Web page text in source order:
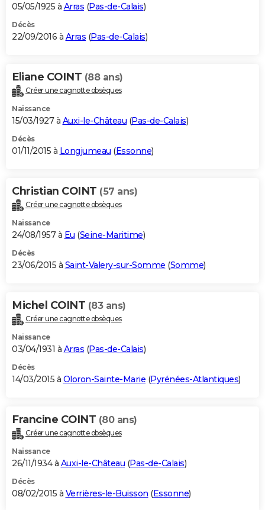
05/05/1925 à Arras (Pas-de-Calais)
Décès
22/09/2016 à Arras (Pas-de-Calais)
Eliane COINT (88 ans)
Créer une cagnotte obsèques
Naissance
15/03/1927 à Auxi-le-Château (Pas-de-Calais)
Décès
01/11/2015 à Longjumeau (Essonne)
Christian COINT (57 ans)
Créer une cagnotte obsèques
Naissance
24/08/1957 à Eu (Seine-Maritime)
Décès
23/06/2015 à Saint-Valery-sur-Somme (Somme)
Michel COINT (83 ans)
Créer une cagnotte obsèques
Naissance
03/04/1931 à Arras (Pas-de-Calais)
Décès
14/03/2015 à Oloron-Sainte-Marie (Pyrénées-Atlantiques)
Francine COINT (80 ans)
Créer une cagnotte obsèques
Naissance
26/11/1934 à Auxi-le-Château (Pas-de-Calais)
Décès
08/02/2015 à Verrières-le-Buisson (Essonne)